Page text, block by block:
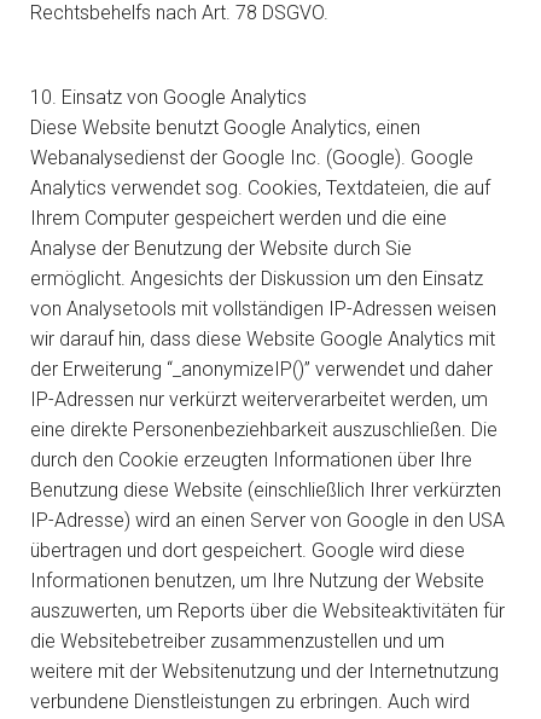
Rechtsbehelfs nach Art. 78 DSGVO.
10. Einsatz von Google Analytics
Diese Website benutzt Google Analytics, einen
Webanalysedienst der Google Inc. (Google). Google
Analytics verwendet sog. Cookies, Textdateien, die auf
Ihrem Computer gespeichert werden und die eine
Analyse der Benutzung der Website durch Sie
ermöglicht. Angesichts der Diskussion um den Einsatz
von Analysetools mit vollständigen IP-Adressen weisen
wir darauf hin, dass diese Website Google Analytics mit
der Erweiterung “_anonymizeIP()” verwendet und daher
IP-Adressen nur verkürzt weiterverarbeitet werden, um
eine direkte Personenbeziehbarkeit auszuschließen. Die
durch den Cookie erzeugten Informationen über Ihre
Benutzung diese Website (einschließlich Ihrer verkürzten
IP-Adresse) wird an einen Server von Google in den USA
übertragen und dort gespeichert. Google wird diese
Informationen benutzen, um Ihre Nutzung der Website
auszuwerten, um Reports über die Websiteaktivitäten für
die Websitebetreiber zusammenzustellen und um
weitere mit der Websitenutzung und der Internetnutzung
verbundene Dienstleistungen zu erbringen. Auch wird